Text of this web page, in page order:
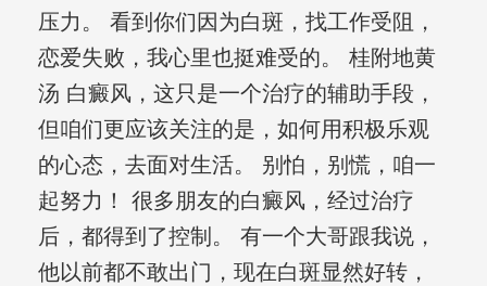
压力。 看到你们因为白斑，找工作受阻，
恋爱失败，我心里也挺难受的。 桂附地黄
汤 白癜风，这只是一个治疗的辅助手段，
但咱们更应该关注的是，如何用积极乐观
的心态，去面对生活。 别怕，别慌，咱一
起努力！ 很多朋友的白癜风，经过治疗
后，都得到了控制。 有一个大哥跟我说，
他以前都不敢出门，现在白斑显然好转，